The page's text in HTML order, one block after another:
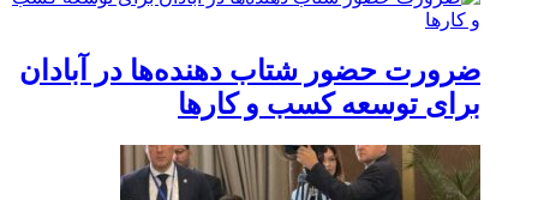
ضرورت حضور شتاب ‌دهنده‌ها در آبادان
برای توسعه کسب‌ و کارها